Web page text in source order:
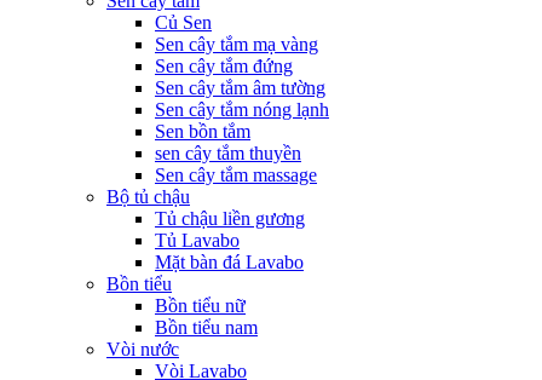
Củ Sen
Sen cây tắm mạ vàng
Sen cây tắm đứng
Sen cây tắm âm tường
Sen cây tắm nóng lạnh
Sen bồn tắm
sen cây tắm thuyền
Sen cây tắm massage
Bộ tủ chậu
Tủ chậu liền gương
Tủ Lavabo
Mặt bàn đá Lavabo
Bồn tiểu
Bồn tiểu nữ
Bồn tiểu nam
Vòi nước
Vòi Lavabo